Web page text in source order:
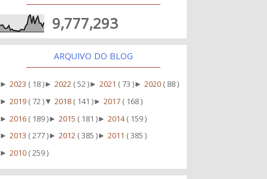
9,777,293
ARQUIVO DO BLOG
►2023 ( 18 )►2022 ( 52 )►2021 ( 73 )►2020 ( 88 )
►2019 ( 72 ) ▼2018 ( 141 )►2017 ( 168 )
►2016 ( 189 )►2015 ( 181 )►2014( 159 )
►2013 ( 277 )►2012 ( 385 )►2011 ( 385 )
►2010 ( 259 )